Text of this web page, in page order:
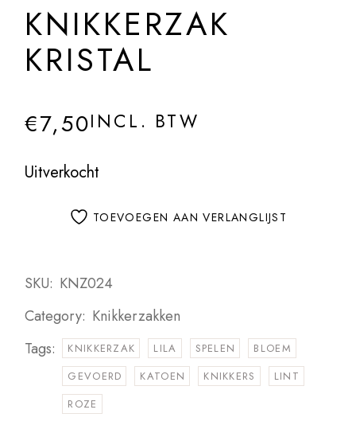
KNIKKERZAK
KRISTAL
€7,50INCL. BTW
Uitverkocht
TOEVOEGEN AAN VERLANGLIJST
SKU: KNZ024
Category: Knikkerzakken
Tags:
KNIKKERZAK LILA SPELEN
BLOEM
GEVOERD
KATOEN KNIKKERS
LINT
ROZE